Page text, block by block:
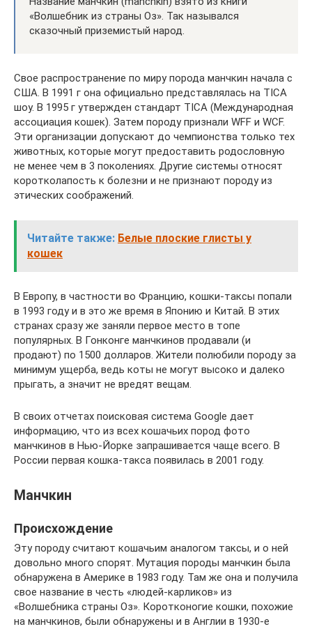
«Волшебник из страны Оз». Так назывался
сказочный приземистый народ.
Свое распространение по миру порода манчкин начала с
США. В 1991 г она официально представлялась на TICA
шоу. В 1995 г утвержден стандарт TICA (Международная
ассоциация кошек). Затем породу признали WFF и WCF.
Эти организации допускают до чемпионства только тех
животных, которые могут предоставить родословную
не менее чем в 3 поколениях. Другие системы относят
коротколапость к болезни и не признают породу из
этических соображений.
Читайте также: Белые плоские глисты у
кошек
В Европу, в частности во Францию, кошки-таксы попали
в 1993 году и в это же время в Японию и Китай. В этих
странах сразу же заняли первое место в топе
популярных. В Гонконге манчкинов продавали (и
продают) по 1500 долларов. Жители полюбили породу за
минимум ущерба, ведь коты не могут высоко и далеко
прыгать, а значит не вредят вещам.
В своих отчетах поисковая система Google дает
информацию, что из всех кошачьих пород фото
манчкинов в Нью-Йорке запрашивается чаще всего. В
России первая кошка-такса появилась в 2001 году.
Манчкин
Происхождение
Эту породу считают кошачьим аналогом таксы, и о ней
довольно много спорят. Мутация породы манчкин была
обнаружена в Америке в 1983 году. Там же она и получила
свое название в честь «людей-карликов» из
«Волшебника страны Оз». Коротконогие кошки, похожие
на манчкинов, были обнаружены и в Англии в 1930-е